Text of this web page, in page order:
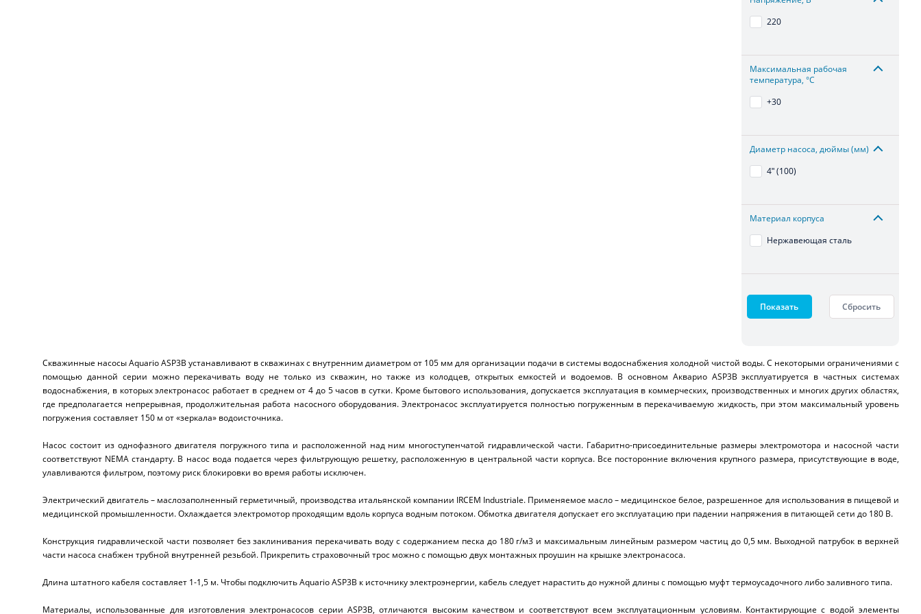
220
Максимальная рабочая
температура, °С
+30
Диаметр насоса, дюймы (мм)
4ʺ (100)
Материал корпуса
Нержавеющая сталь
Показать Сбросить
Скважинные насосы Aquario ASP3B устанавливают в скважинах с внутренним диаметром от 105 мм для организации подачи в системы водоснабжения холодной чистой воды. С некоторыми ограничениями с
помощью данной серии можно перекачивать воду не только из скважин, но также из колодцев, открытых емкостей и водоемов. В основном Акварио ASP3B эксплуатируется в частных системах
водоснабжения, в которых электронасос работает в среднем от 4 до 5 часов в сутки. Кроме бытового использования, допускается эксплуатация в коммерческих, производственных и многих других областях,
где предполагается непрерывная, продолжительная работа насосного оборудования. Электронасос эксплуатируется полностью погруженным в перекачиваемую жидкость, при этом максимальный уровень
погружения составляет 150 м от «зеркала» водоисточника.
Насос состоит из однофазного двигателя погружного типа и расположенной над ним многоступенчатой гидравлической части. Габаритно-присоединительные размеры электромотора и насосной части
соответствуют NEMA стандарту. В насос вода подается через фильтрующую решетку, расположенную в центральной части корпуса. Все посторонние включения крупного размера, присутствующие в воде,
улавливаются фильтром, поэтому риск блокировки во время работы исключен.
Электрический двигатель – маслозаполненный герметичный, производства итальянской компании IRCEM Industriale. Применяемое масло – медицинское белое, разрешенное для использования в пищевой и
медицинской промышленности. Охлаждается электромотор проходящим вдоль корпуса водным потоком. Обмотка двигателя допускает его эксплуатацию при падении напряжения в питающей сети до 180 В.
Конструкция гидравлической части позволяет без заклинивания перекачивать воду с содержанием песка до 180 г/м3 и максимальным линейным размером частиц до 0,5 мм. Выходной патрубок в верхней
части насоса снабжен трубной внутренней резьбой. Прикрепить страховочный трос можно с помощью двух монтажных проушин на крышке электронасоса.
Длина штатного кабеля составляет 1-1,5 м. Чтобы подключить Aquario ASP3B к источнику электроэнергии, кабель следует нарастить до нужной длины с помощью муфт термоусадочного либо заливного типа.
Материалы, использованные для изготовления электронасосов серии ASP3B, отличаются высоким качеством и соответствуют всем эксплуатационным условиям. Контактирующие с водой элементы